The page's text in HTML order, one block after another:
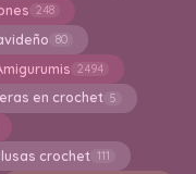
248
80
2494
en crochet 5
crochet 111